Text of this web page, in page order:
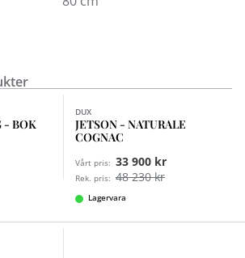
i fler val (4)
- BOK
DUX
JETSON - NATURALE
COGNAC
Vårt pris: 33 900 kr
Rek. pris: 48 230 kr
Lagervara